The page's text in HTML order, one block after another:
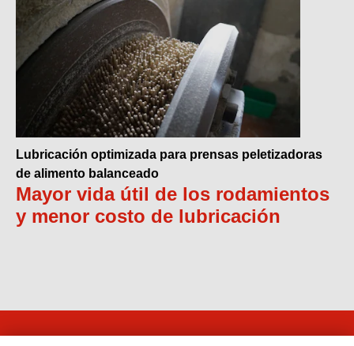
Lubricación optimizada para prensas peletizadoras
de alimento balanceado
Mayor vida útil de los rodamientos
y menor costo de lubricación